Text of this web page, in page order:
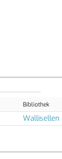
Bibliothek
Wallisellen